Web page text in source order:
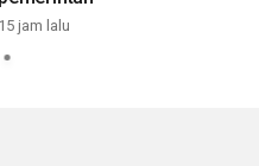
15 jam lalu